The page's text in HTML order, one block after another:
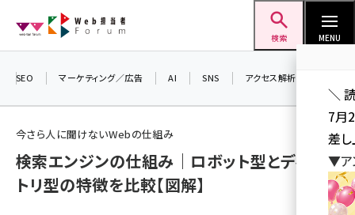
ン
検索 MENU
seo (3516)
SEO マーケティング／広告 AI SNS アクセス解析／データ分析
今さら人に聞けないWebの仕組み
検索エンジンの仕組み｜ロボット型とディレク
トリ型の特徴を比較【図解】
＼
7月
差し
▼ア